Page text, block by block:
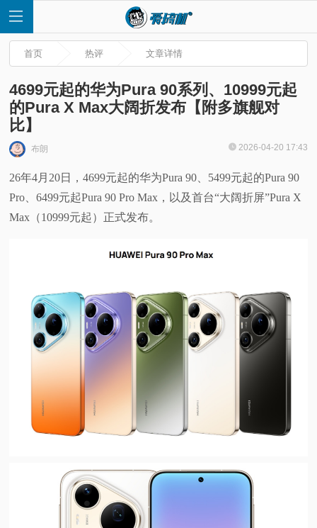
首
快
首页 热评 文章详情
4699元起的华为Pura 90系列、10999元起
的Pura X Max大阔折发布【附多旗舰对
比】
布朗 2026-04-20 17:43
26年4月20日，4699元起的华为Pura 90、5499元起的Pura 90
Pro、6499元起Pura 90 Pro Max，以及首台“大阔折屏”Pura X
Max（10999元起）正式发布。